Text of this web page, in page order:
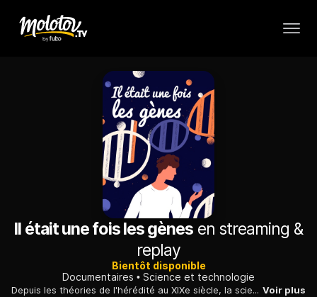
Il était une fois les gènes en streaming &
replay
Bientôt disponible
Documentaires
Science et technologie
Depuis les théories de l'hérédité au XIXe siècle, la science s'emploie à percer les mystères du génome humain. Décryptage de cette aventure, entre progrès et interrogations éthiques. Voir plus